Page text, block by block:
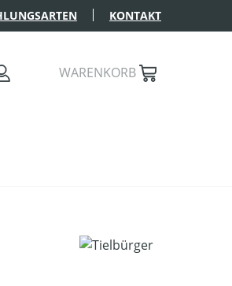
KONTAKT
WARENKORB